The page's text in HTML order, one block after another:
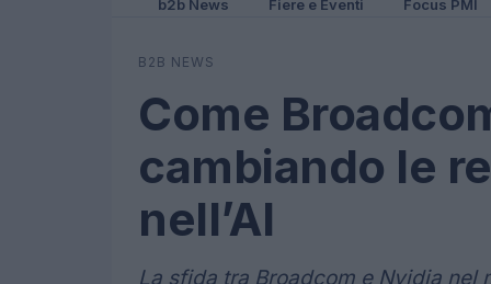
b2b News Fiere e Eventi Focus PMI
B2B NEWS
Come
cambiando le
nell’AI
La sfida tra Broadcom e Nvidia